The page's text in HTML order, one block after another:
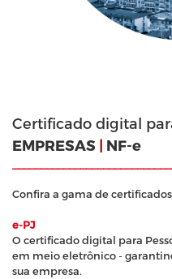
Certificado digital
EMPRESAS | NF-e
Confira a gama de
e-PJ
O certificado digital para
em meio eletrônico -
sua empresa.